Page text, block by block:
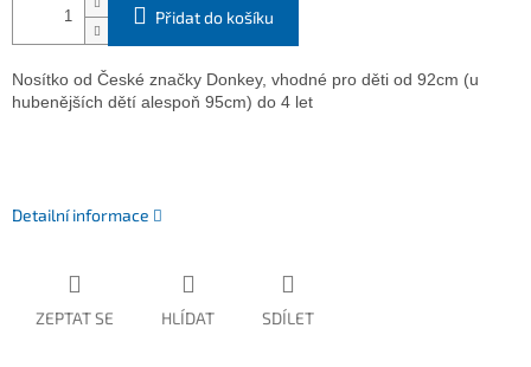
Přidat do košíku
Nosítko od České značky Donkey, vhodné pro děti od 92cm (u
hubenějších dětí alespoň 95cm) do 4 let
Detailní informace
ZEPTAT SE HLÍDAT SDÍLET